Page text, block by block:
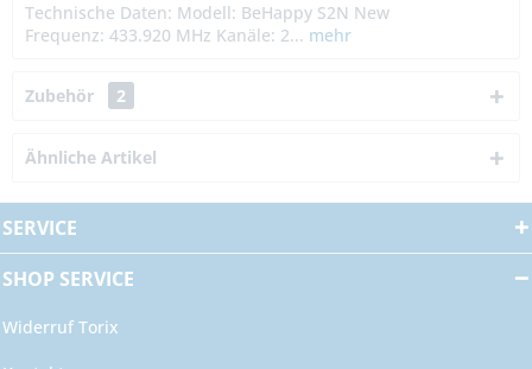
Technische Daten: Modell: BeHappy S2N New
Frequenz: 433.920 MHz Kanäle: 2... mehr
Zubehör 2
Ähnliche Artikel
SERVICE
SHOP SERVICE
Widerruf Torix